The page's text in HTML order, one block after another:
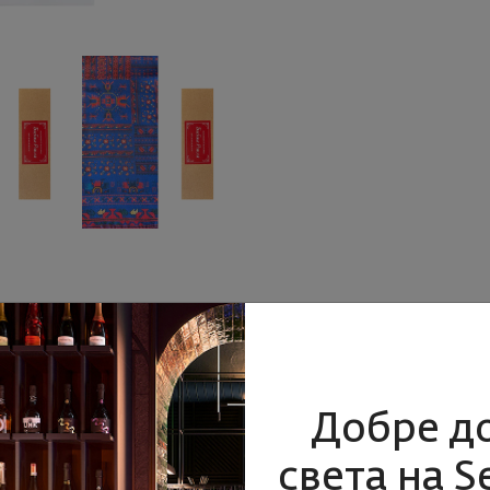
Добре
света на